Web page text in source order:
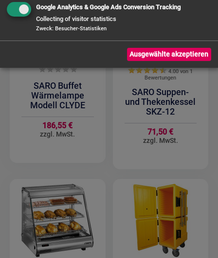
SARO Buffet
Wärmelampe
Modell CLYDE
186,55 €
4.00 von1
Bewertungen
SARO Suppen-
und Thekenkessel
SKZ-12
71,50 €
Google Analytics & Google Ads Conversion Tracking
Collecting of visitor statistics
Zweck: Besucher-Statistiken
Ausgewählte akzeptieren